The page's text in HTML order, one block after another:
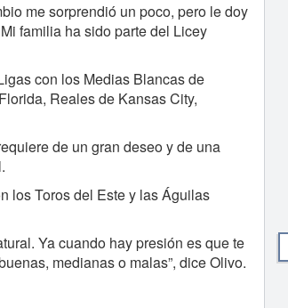
me sorprendió un poco, pero le doy
familia ha sido parte del Licey
con los Medias Blancas de
Reales de Kansas City,
de un gran deseo y de una
los Toros del Este y las Águilas
Ya cuando hay presión es que te
medianas o malas”, dice Olivo.